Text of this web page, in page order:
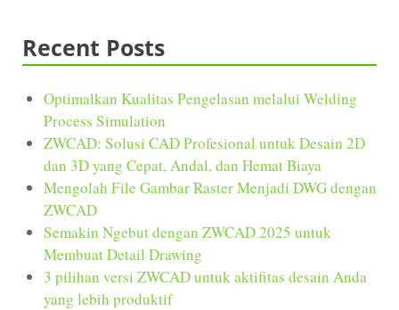
Recent Posts
Optimalkan Kualitas Pengelasan melalui Welding
Process Simulation
ZWCAD: Solusi CAD Profesional untuk Desain 2D
dan 3D yang Cepat, Andal, dan Hemat Biaya
Mengolah File Gambar Raster Menjadi DWG dengan
ZWCAD
Semakin Ngebut dengan ZWCAD 2025 untuk
Membuat Detail Drawing
3 pilihan versi ZWCAD untuk aktifitas desain Anda
yang lebih produktif